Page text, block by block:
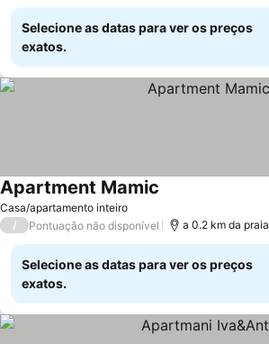
Selecione as datas para ver os preços
exatos.
Casa/apartamento inteiro
Apartment Mamic
/ Pontuação não disponível a 0.2 km da praia
Selecione as datas para ver os preços
exatos.